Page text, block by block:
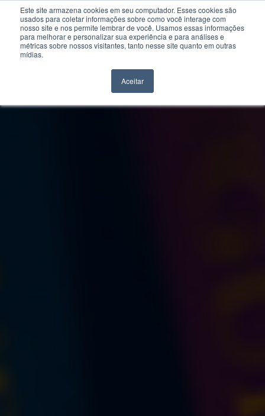
Este site armazena cookies em seu computador. Esses cookies são
usados para coletar informações sobre como você interage com
nosso site e nos permite lembrar de você. Usamos essas informações
para melhorar e personalizar sua experiência e para análises e
métricas sobre nossos visitantes, tanto nesse site quanto em outras
mídias.
Aceitar